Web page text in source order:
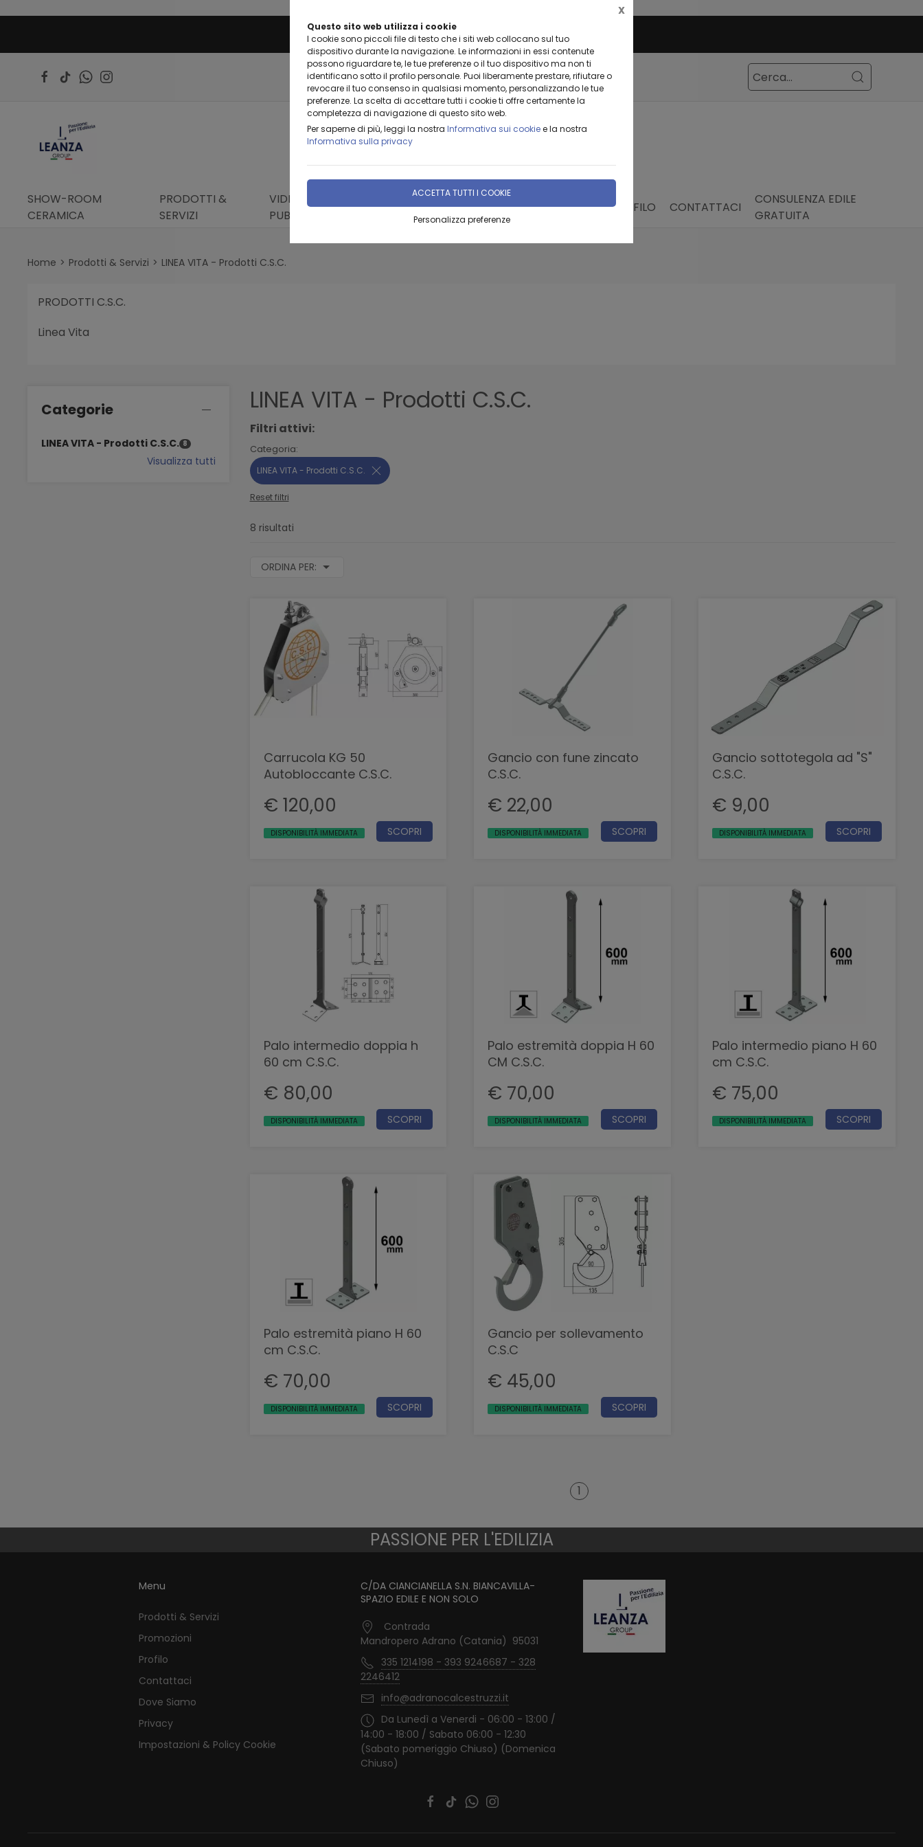
Questo sito web utilizza i cookie
I cookie sono piccoli file di testo che i siti web collocano sul tuo
dispositivo durante la navigazione. Le informazioni in essi contenute
possono riguardare te, le tue preferenze o il tuo dispositivo ma non ti
identificano sotto il profilo personale. Puoi liberamente prestare, rifiutare o
revocare il tuo consenso in qualsiasi momento, personalizzando le tue
preferenze. La scelta di accettare tutti i cookie ti offre certamente la
completezza di navigazione di questo sito web.
Per saperne di più, leggi la nostra Informativa sui cookiee la nostra
Informativa sulla privacy
ACCETTA TUTTI I COOKIE
Personalizza preferenze
X
BENVENUTI DA LEANZA GROUP
SHOW-ROOM
CERAMICA
PRODOTTI &
SERVIZI
VIDEO E
PUBBLICITÀ
PROMOZIONI CATALOGHI PROFILO CONTATTACI
CONSULENZA EDILE
GRATUITA
Home Prodotti & Servizi LINEA VITA - Prodotti C.S.C.
PRODOTTI C.S.C.
Linea Vita
Categorie
LINEA VITA - Prodotti C.S.C. 8
Visualizza tutti
LINEA VITA - Prodotti C.S.C.
Filtri attivi:
Categoria:
LINEA VITA - Prodotti C.S.C.
Reset filtri
8 risultati
ORDINA PER:
Carrucola KG 50
Autobloccante C.S.C.
€ 120,00
DISPONIBILITÀ IMMEDIATA SCOPRI
Gancio con fune zincato
C.S.C.
€ 22,00
DISPONIBILITÀ IMMEDIATA SCOPRI
Gancio sottotegola ad "S"
C.S.C.
€ 9,00
DISPONIBILITÀ IMMEDIATA SCOPRI
Palo intermedio doppia h
60 cm C.S.C.
€ 80,00
DISPONIBILITÀ IMMEDIATA SCOPRI
Palo estremità doppia H 60
CM C.S.C.
€ 70,00
DISPONIBILITÀ IMMEDIATA SCOPRI
Palo intermedio piano H 60
cm C.S.C.
€ 75,00
DISPONIBILITÀ IMMEDIATA SCOPRI
Palo estremità piano H 60
cm C.S.C.
€ 70,00
DISPONIBILITÀ IMMEDIATA SCOPRI
Gancio per sollevamento
C.S.C
€ 45,00
DISPONIBILITÀ IMMEDIATA SCOPRI
1
PASSIONE PER L'EDILIZIA
Menu
Prodotti & Servizi
Promozioni
Profilo
Contattaci
Dove Siamo
Privacy
Impostazioni & Policy Cookie
C/DA CIANCIANELLA S.N. BIANCAVILLA-
SPAZIO EDILE E NON SOLO
Contrada
Mandropero Adrano (Catania) 95031
335 1214198 - 393 9246687 - 328
2246412
info@adranocalcestruzzi.it
Da Lunedì a Venerdi - 06:00 - 13:00 /
14:00 - 18:00 / Sabato 06:00 - 12:30
(Sabato pomeriggio Chiuso) (Domenica
Chiuso)